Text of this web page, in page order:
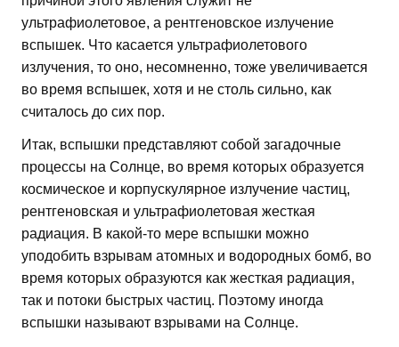
ультрафиолетовое, а рентгеновское излучение
вспышек. Что касается ультрафиолетового
излучения, то оно, несомненно, тоже увеличивается
во время вспышек, хотя и не столь сильно, как
считалось до сих пор.
Итак, вспышки представляют собой загадочные
процессы на Солнце, во время которых образуется
космическое и корпускулярное излучение частиц,
рентгеновская и ультрафиолетовая жесткая
радиация. В какой-то мере вспышки можно
уподобить взрывам атомных и водородных бомб, во
время которых образуются как жесткая радиация,
так и потоки быстрых частиц. Поэтому иногда
вспышки называют взрывами на Солнце.